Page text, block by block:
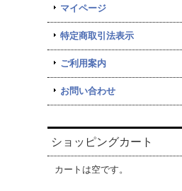
マイページ
特定商取引法表示
ご利用案内
お問い合わせ
ショッピングカート
カートは空です。